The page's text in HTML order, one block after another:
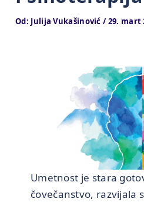
Od: Julija Vukašinović/29. mart
Umetnost je stara
čovečanstvo, razvijala